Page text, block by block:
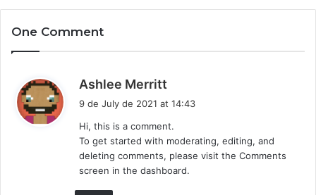
One Comment
Ashlee Merritt
s
:
9 de July de 2021 at 14:43
Hi, this is a comment.
To get started with moderating, editing, and
deleting comments, please visit the Comments
screen in the dashboard.